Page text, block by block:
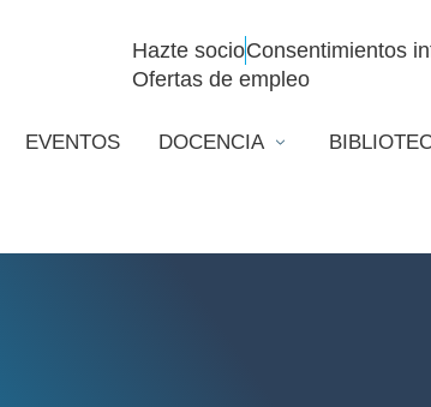
Hazte socioConsentimientos
Ofertas de empleo
EVENTOS DOCENCIA